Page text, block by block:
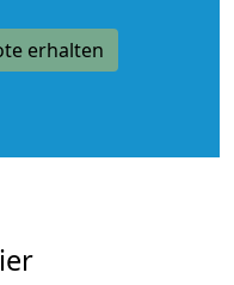
erhalten